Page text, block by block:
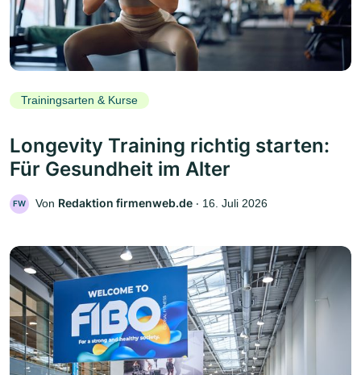
Trainingsarten & Kurse
Longevity Training richtig starten:
Für Gesundheit im Alter
FW Von Redaktion firmenweb.de ‧ 16. Juli 2026